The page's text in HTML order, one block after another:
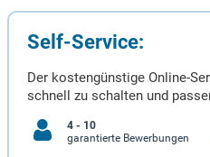
Self-Service:
Der kostengünstige Online-
schnell zu schalten und
4 - 10
garantierte Bewerbungen